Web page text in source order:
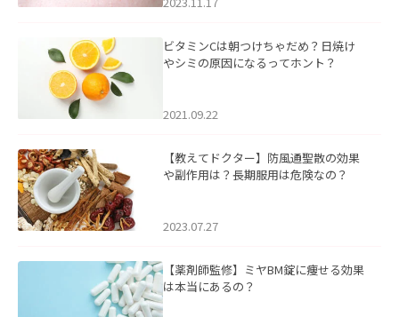
ビタミンCは朝つけちゃだめ？日焼け
やシミの原因になるってホント？
2021.09.22
【教えてドクター】防風通聖散の効果
や副作用は？長期服用は危険なの？
2023.07.27
【薬剤師監修】ミヤBM錠に痩せる効果
は本当にあるの？